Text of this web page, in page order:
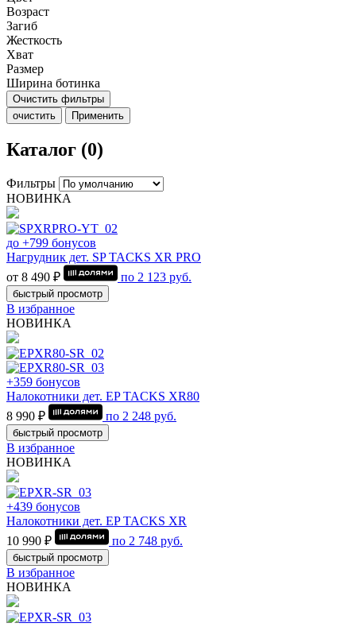
Возраст
Загиб
Жесткость
Хват
Размер
Ширина ботинка
Очистить фильтры
очистить
Применить
Каталог (0)
Фильтры
НОВИНКА
до +799 бонусов
Нагрудник дет. SP TACKS XR PRO
от 8 490 ₽
по 2 123 руб.
быстрый просмотр
В избранное
НОВИНКА
+359 бонусов
Налокотники дет. EP TACKS XR80
8 990 ₽
по 2 248 руб.
быстрый просмотр
В избранное
НОВИНКА
+439 бонусов
Налокотники дет. EP TACKS XR
10 990 ₽
по 2 748 руб.
быстрый просмотр
В избранное
НОВИНКА